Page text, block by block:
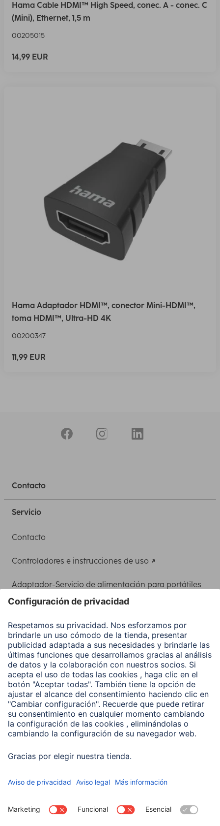
Hama Cable HDMI™ High Speed, conec. A - conec. C
(Mini), Ethernet, 1,5 m
00205015
14,99 EUR
Hama Adaptador HDMI™, conector Mini-HDMI™,
toma HDMI™, Ultra-HD 4K
00200347
11,99 EUR
Contacto
Servicio
Contacto
Controladores e instrucciones de uso
Adaptador-Servicio de alimentación para portátiles
Clientes online
Conviértete en distribuidor
Compañía
Historia de la empresa
Hama en todo el Mundo
Sostenibilidad
Business-Portal